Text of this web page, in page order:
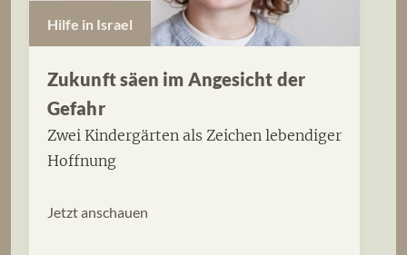
Hilfe in Israel
Zukunft säen im Angesicht der
Gefahr
Zwei Kindergärten als Zeichen lebendiger
Hoffnung
Jetzt anschauen